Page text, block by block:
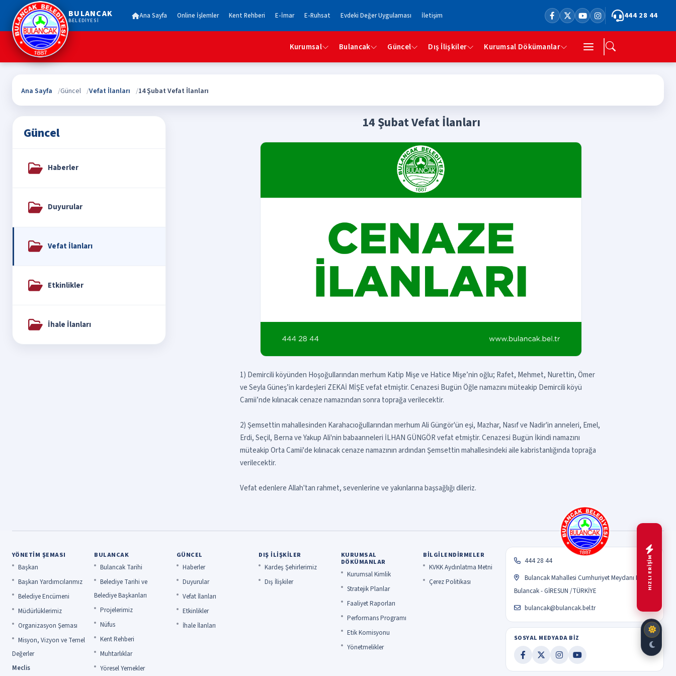
BULANCAK
BELEDİYESİ
Ana Sayfa Online İşlemler Kent Rehberi E-İmar E-Ruhsat Evdeki Değer Uygulaması İletişim 444 28 44
Kurumsal Bulancak Güncel Dış İlişkiler Kurumsal Dökümanlar
Ana Sayfa Güncel Vefat İlanları 14 Şubat Vefat İlanları
Güncel
Haberler
Duyurular
Vefat İlanları
Etkinlikler
İhale İlanları
14 Şubat Vefat İlanları
1) Demircili köyünden Hoşoğullarından merhum Katip Mişe ve Hatice Mişe’nin oğlu; Rafet, Mehmet, Nurettin, Ömer
ve Seyla Güneş’in kardeşleri ZEKAİ MİŞE vefat etmiştir. Cenazesi Bugün Öğle namazını müteakip Demircili köyü
Camii’nde kılınacak cenaze namazından sonra toprağa verilecektir.
2) Şemsettin mahallesinden Karahacıoğullarından merhum Ali Güngör'ün eşi, Mazhar, Nasıf ve Nadir'in anneleri, Emel,
Erdi, Seçil, Berna ve Yakup Ali'nin babaanneleri İLHAN GÜNGÖR vefat etmiştir. Cenazesi Bugün İkindi namazını
müteakip Orta Camii'de kılınacak cenaze namazının ardından Şemsettin mahallesindeki aile kabristanlığında toprağa
verilecektir.
Vefat edenlere Allah'tan rahmet, sevenlerine ve yakınlarına başsağlığı dileriz.
YÖNETIM ŞEMASI
Başkan
Başkan Yardımcılarımız
Belediye Encümeni
Müdürlüklerimiz
Organizasyon Şeması
Misyon, Vizyon ve Temel
Değerler
Meclis
BULANCAK
Bulancak Tarihi
Belediye Tarihi ve
Belediye Başkanları
Projelerimiz
Nüfus
Kent Rehberi
Muhtarlıklar
Yöresel Yemekler
GÜNCEL
Haberler
Duyurular
Vefat İlanları
Etkinlikler
İhale İlanları
DIŞ İLIŞKILER
Kardeş Şehirlerimiz
Dış İlişkiler
KURUMSAL
DÖKÜMANLAR
Kurumsal Kimlik
Stratejik Planlar
Faaliyet Raporları
Performans Programı
Etik Komisyonu
Yönetmelikler
BILGILENDIRMELER
KVKK Aydınlatma Metni
Çerez Politikası
444 28 44
Bulancak Mahallesi Cumhuriyet Meydanı No:1
Bulancak - GİRESUN /TÜRKİYE
bulancak@bulancak.bel.tr
SOSYAL MEDYADA BİZ
HIZLI ERİŞİM